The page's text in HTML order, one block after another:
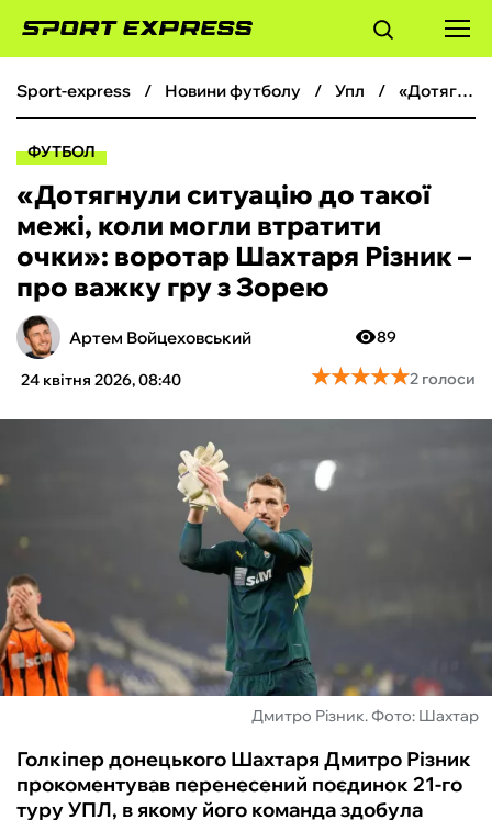
ФУТБОЛ
БОКС
ХОКЕЙ
ТЕНІС
КІБЕРСПОРТ
ФУТЗАЛ
ІНШІ
БУКМЕКЕРИ
sport-express новини футболу упл «Дотягнули ситуацію до такої межі, коли могли втратити очки»: воротар Шахтаря Різник – про важку гру з Зорею
ФУТБОЛ
«Дотягнули ситуацію до такої
межі, коли могли втратити
очки»: воротар Шахтаря Різник –
про важку гру з Зорею
Артем Войцеховський
24 квітня 2026, 08:40
89
★★★★★
★★★★★2 голоси
Дмитро Різник. Фото: Шахтар
Голкіпер донецького Шахтаря Дмитро Різник
прокоментував перенесений поєдинок 21-го
туру УПЛ, в якому його команда здобула